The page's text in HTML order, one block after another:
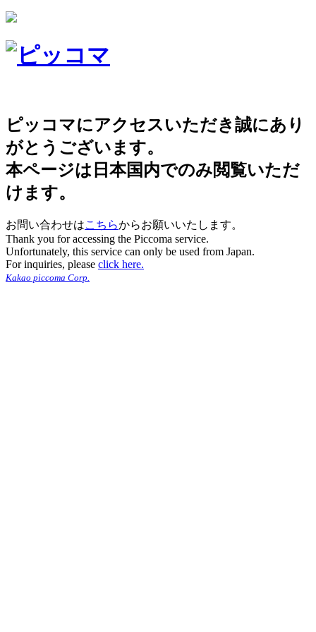
ピッコマにアクセスいただき誠にあり
がとうございます。
本ページは日本国内でのみ閲覧いただ
けます。
お問い合わせはこちらからお願いいたします。
Thank you for accessing the Piccoma service.
Unfortunately, this service can only be used from Japan.
For inquiries, please click here.
Kakao piccoma Corp.